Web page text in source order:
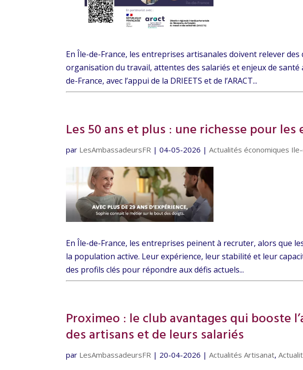
En Île-de-France, les entreprises artisanales doivent relever
organisation du travail, attentes des salariés et enjeux de santé
de-France, avec l’appui de la DRIEETS et de l’ARACT...
Les 50 ans et plus : une richesse pour
par LesAmbassadeursFR |04-05-2026 |Actualités économiques
En Île-de-France, les entreprises peinent à recruter, alors que
la population active. Leur expérience, leur stabilité et leur
des profils clés pour répondre aux défis actuels...
Proximeo : le club avantages qui booste
des artisans et de leurs salariés
par LesAmbassadeursFR | 20-04-2026 |Actualités Artisanat,